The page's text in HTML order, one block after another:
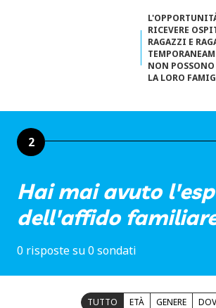
RICEVERE
RAGAZZI E
NON POSSONO
LA LORO
2
Hai mai avuto
dell'affido
0 risposte su 0 sondati
TUTTO ETÀ GENERE